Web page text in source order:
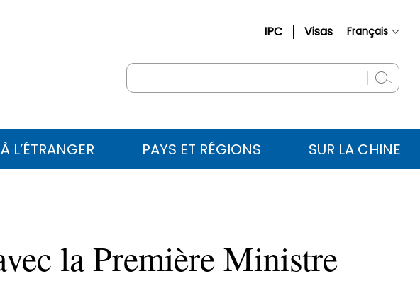
IPC Visas Français
English
عربي
L’ÉTRANGER PAYS ET RÉGIONS SUR LA CHINE
la Première Ministre